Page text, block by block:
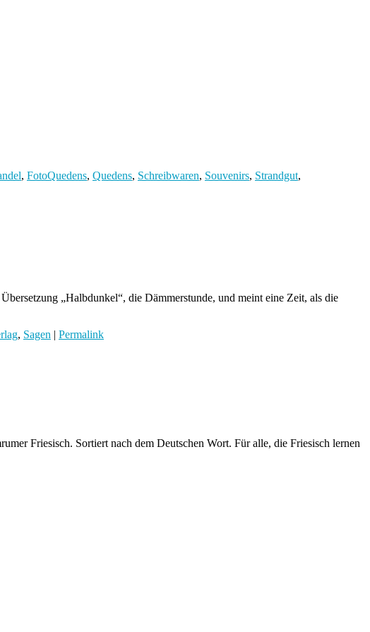
, FotoQuedens, Quedens, Schreibwaren, Souvenirs, Strandgut,
„Halbdunkel“, die Dämmerstunde, und meint eine Zeit, als die
, Sagen | Permalink
Friesisch. Sortiert nach dem Deutschen Wort. Für alle, die Friesisch lernen